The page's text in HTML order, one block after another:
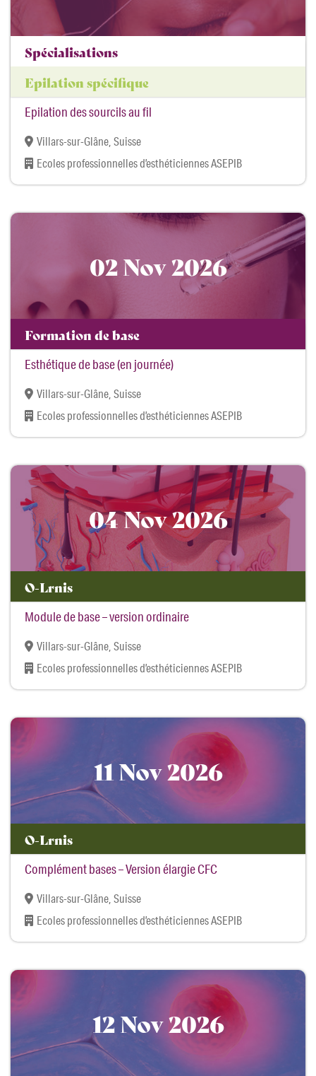
Spécialisations
Epilation spécifique
Epilation des sourcils au fil
Villars-sur-Glâne, Suisse
Ecoles professionnelles d’esthéticiennes ASEPIB
02 Nov 2026
Formation de base
Esthétique de base (en journée)
Villars-sur-Glâne, Suisse
Ecoles professionnelles d’esthéticiennes ASEPIB
04 Nov 2026
O-Lrnis
Module de base – version ordinaire
Villars-sur-Glâne, Suisse
Ecoles professionnelles d’esthéticiennes ASEPIB
11 Nov 2026
O-Lrnis
Complément bases – Version élargie CFC
Villars-sur-Glâne, Suisse
Ecoles professionnelles d’esthéticiennes ASEPIB
12 Nov 2026